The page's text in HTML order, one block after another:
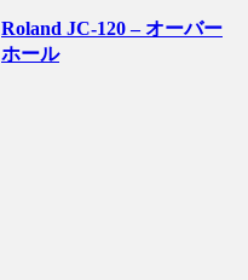
Roland JC-120 – オーバー
ホール